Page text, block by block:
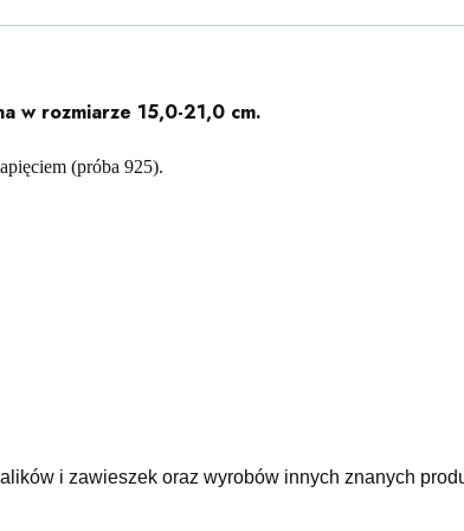
w rozmiarze 15,0-21,0 cm.
(próba 925).
i zawieszek oraz wyrobów innych znanych